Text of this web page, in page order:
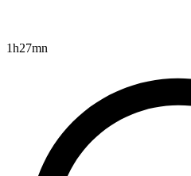
1h27mn